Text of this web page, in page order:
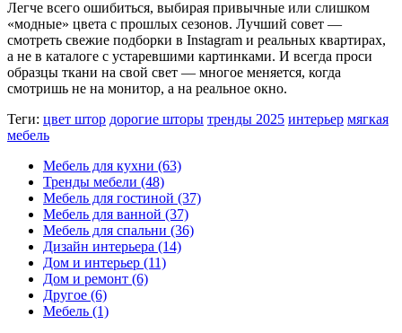
Легче всего ошибиться, выбирая привычные или слишком
«модные» цвета с прошлых сезонов. Лучший совет —
смотреть свежие подборки в Instagram и реальных квартирах,
а не в каталоге с устаревшими картинками. И всегда проси
образцы ткани на свой свет — многое меняется, когда
смотришь не на монитор, а на реальное окно.
Теги: цвет штор дорогие шторы тренды 2025 интерьер мягкая
мебель
Мебель для кухни (63)
Тренды мебели (48)
Мебель для гостиной (37)
Мебель для ванной (37)
Мебель для спальни (36)
Дизайн интерьера (14)
Дом и интерьер (11)
Дом и ремонт (6)
Другое (6)
Мебель (1)